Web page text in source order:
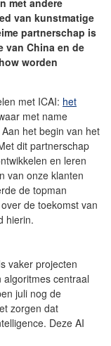
met andere
van kunstmatige
partnerschap is
van China en de
worden
met ICAI: het
met name
het begin van het
dit partnerschap
en leren
van onze klanten
de topman
de toekomst van
hierin.
vaker projecten
centraal
juli nog de
zorgen dat
Deze AI